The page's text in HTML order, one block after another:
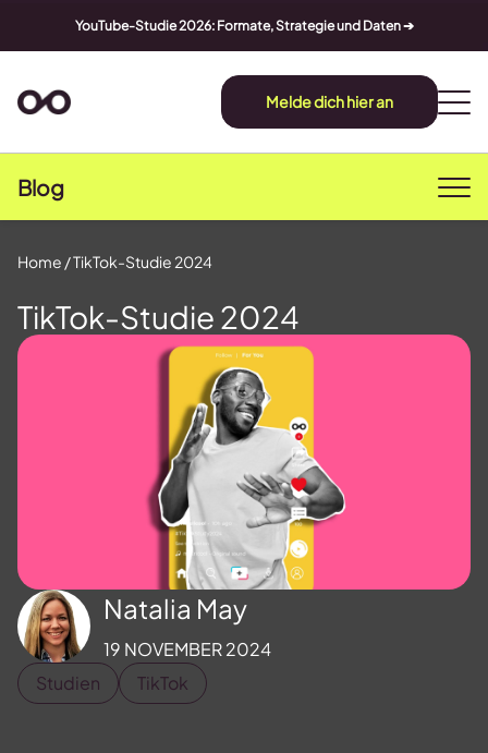
YouTube-Studie 2026: Formate, Strategie und Daten ➔
Melde dich hier an
Blog
TikTok-Studie 2024
Natalia May
19 NOVEMBER 2024
Studien
TikTok
Home /TikTok-Studie 2024